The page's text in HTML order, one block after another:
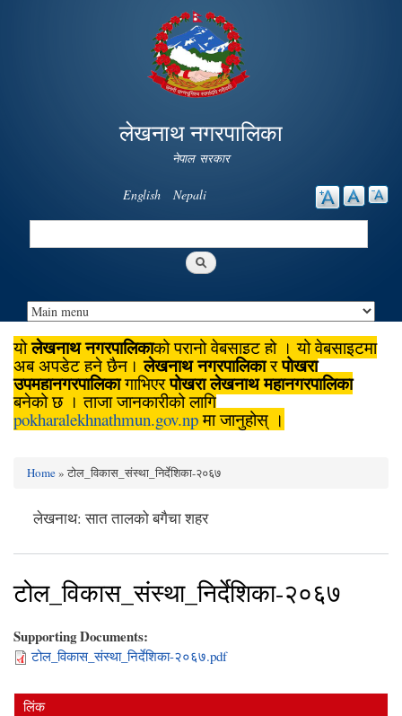
main
content
लेखनाथ नगरपालिका
नेपाल सरकार
English Nepali
Search
योलेखनाथ नगरपालिकाको पुरानो वेबसाइट हो । यो वेबसाइटमा
अब अपडेट हुने छैन।लेखनाथ नगरपालिकारपोखरा
उपमहानगरपालिकागाभिएरपोखरा लेखनाथ महानगरपालिका
बनेको छ । ताजा जानकारीको लागि
pokharalekhnathmun.gov.npमा जानुहोस् ।
Home» टोल_विकास_संस्था_निर्देशिका-२०६७
लेखनाथ: सात तालको बगैचा शहर
टोल_विकास_संस्था_निर्देशिका-२०६७
Supporting Documents:
टोल_विकास_संस्था_निर्देशिका-२०६७.pdf
लिंक